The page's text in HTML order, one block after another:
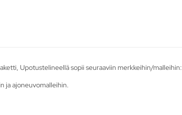
Upotustelineellä sopii seuraaviin merkkeihin/malleihin:
ja ajoneuvomalleihin.